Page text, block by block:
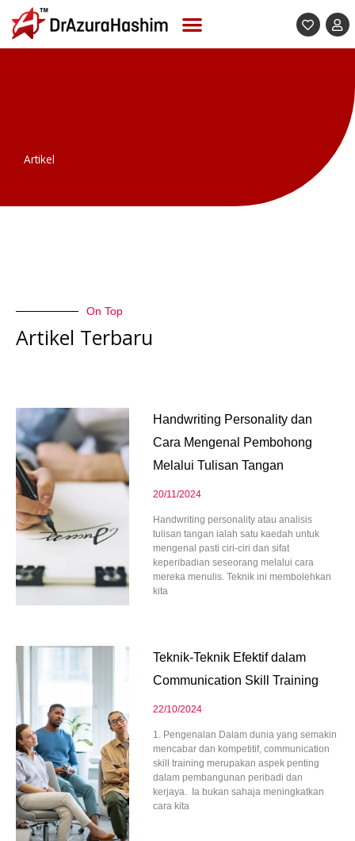
content
Artikel
On Top
Artikel Terbaru
Handwriting Personality dan
Cara Mengenal Pembohong
Melalui Tulisan Tangan
20/11/2024
Handwriting personality atau analisis
tulisan tangan ialah satu kaedah untuk
mengenal pasti ciri-ciri dan sifat
keperibadian seseorang melalui cara
mereka menulis. Teknik ini membolehkan
kita
Teknik-Teknik Efektif dalam
Communication Skill Training
22/10/2024
1. Pengenalan Dalam dunia yang semakin
mencabar dan kompetitif, communication
skill training merupakan aspek penting
dalam pembangunan peribadi dan
kerjaya. Ia bukan sahaja meningkatkan
cara kita